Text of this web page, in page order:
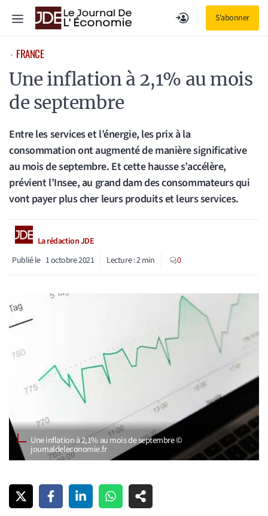
S'abonner
Menu
⋅ FRANCE
Une inflation à 2,1% au mois
de septembre
Entre les services et l’énergie, les prix à la
consommation ont augmenté de manière significative
au mois de septembre. Et cette hausse s’accélère,
prévient l’Insee, au grand dam des consommateurs qui
vont payer plus cher leurs produits et leurs services.
La rédaction JDE
Publié le 1 octobre 2021 Lecture :2min 0
Une inflation à 2,1% au mois de septembre ©
journaldeleconomie.fr